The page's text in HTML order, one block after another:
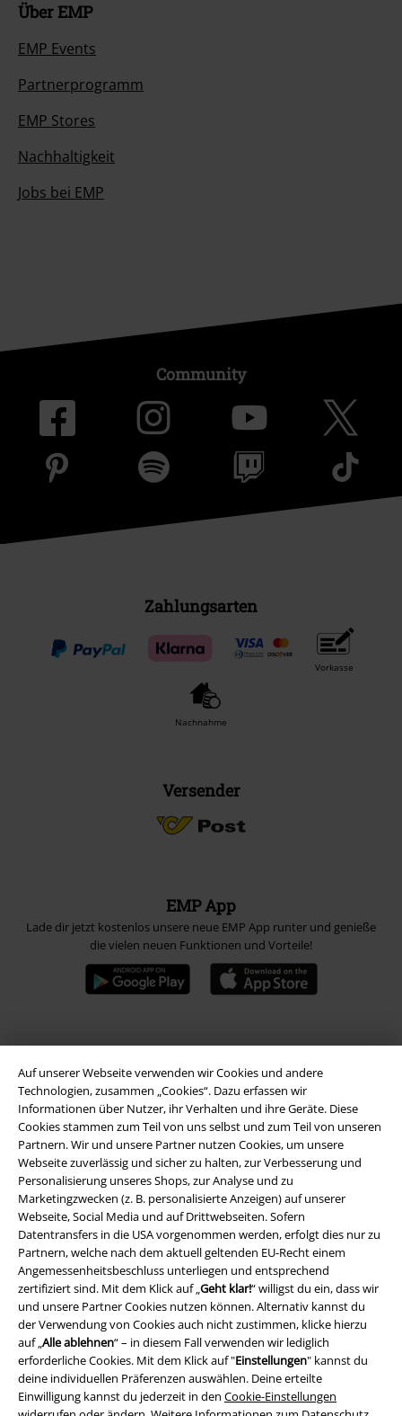
Auf unserer Webseite verwenden wir Cookies und andere
Technologien, zusammen „Cookies“. Dazu erfassen wir
Informationen über Nutzer, ihr Verhalten und ihre Geräte. Diese
Cookies stammen zum Teil von uns selbst und zum Teil von unseren
Partnern. Wir und unsere Partner nutzen Cookies, um unsere
Webseite zuverlässig und sicher zu halten, zur Verbesserung und
Personalisierung unseres Shops, zur Analyse und zu
Marketingzwecken (z. B. personalisierte Anzeigen) auf unserer
Webseite, Social Media und auf Drittwebseiten. Sofern
Datentransfers in die USA vorgenommen werden, erfolgt dies nur zu
Partnern, welche nach dem aktuell geltenden EU-Recht einem
Angemessenheitsbeschluss unterliegen und entsprechend
zertifiziert sind. Mit dem Klick auf „Geht klar!“ willigst du ein, dass wir
und unsere Partner Cookies nutzen können. Alternativ kannst du
der Verwendung von Cookies auch nicht zustimmen, klicke hierzu
auf „Alle ablehnen“ – in diesem Fall verwenden wir lediglich
erforderliche Cookies. Mit dem Klick auf "Einstellungen" kannst du
deine individuellen Präferenzen auswählen. Deine erteilte
Einwilligung kannst du jederzeit in den Cookie-Einstellungen
Über EMP
EMP Events
Partnerprogramm
EMP Stores
Nachhaltigkeit
Jobs bei EMP
Community
Zahlungsarten
Vorkasse
Nachnahme
Versender
EMP App
Lade dir jetzt kostenlos unsere neue EMP App runter und genieße
die vielen neuen Funktionen und Vorteile!
Rechtliches
AGB
Impressum